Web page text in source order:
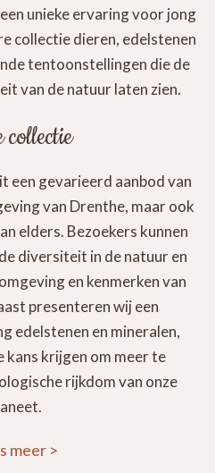
unieke ervaring voor jong
collectie dieren, edelstenen
tentoonstellingen die de
van de natuur laten zien.
collectie
een gevarieerd aanbod van
van Drenthe, maar ook
elders. Bezoekers kunnen
diversiteit in de natuur en
en kenmerken van
presenteren wij een
edelstenen en mineralen,
kans krijgen om meer te
rijkdom van onze
meer >